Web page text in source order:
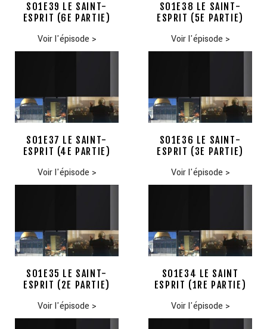
S01E39 LE SAINT-
ESPRIT (6E PARTIE)
Voir l'épisode >
S01E38 LE SAINT-
ESPRIT (5E PARTIE)
Voir l'épisode >
S01E37 LE SAINT-
ESPRIT (4E PARTIE)
Voir l'épisode >
S01E36 LE SAINT-
ESPRIT (3E PARTIE)
Voir l'épisode >
S01E35 LE SAINT-
ESPRIT (2E PARTIE)
Voir l'épisode >
S01E34 LE SAINT
ESPRIT (1RE PARTIE)
Voir l'épisode >